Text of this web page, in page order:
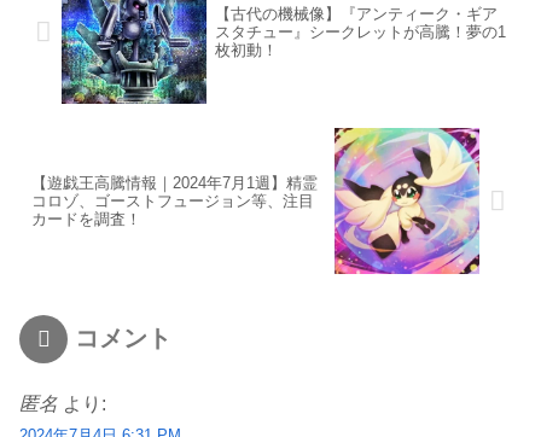
【古代の機械像】『アンティーク・ギア
スタチュー』シークレットが高騰！夢の1
枚初動！
【遊戯王高騰情報｜2024年7月1週】精霊
コロゾ、ゴーストフュージョン等、注目
カードを調査！
コメント
匿名 より: